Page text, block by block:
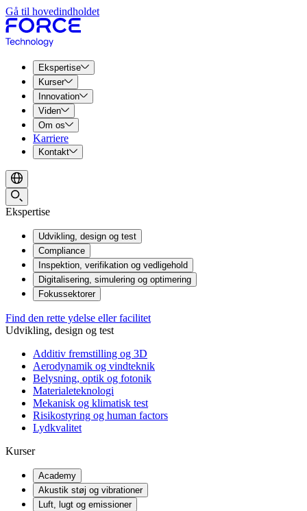
Gå til hovedindholdet
Ekspertise
Kurser
Innovation
Viden
Om os
Karriere
Kontakt
Ekspertise
Udvikling, design og test
Compliance
Inspektion, verifikation og vedligehold
Digitalisering, simulering og optimering
Fokussektorer
Find den rette ydelse eller facilitet
Udvikling, design og test
Additiv fremstilling og 3D
Aerodynamik og vindteknik
Belysning, optik og fotonik
Materialeteknologi
Mekanisk og klimatisk test
Risikostyring og human factors
Lydkvalitet
Kurser
Academy
Akustik støj og vibrationer
Luft, lugt og emissioner